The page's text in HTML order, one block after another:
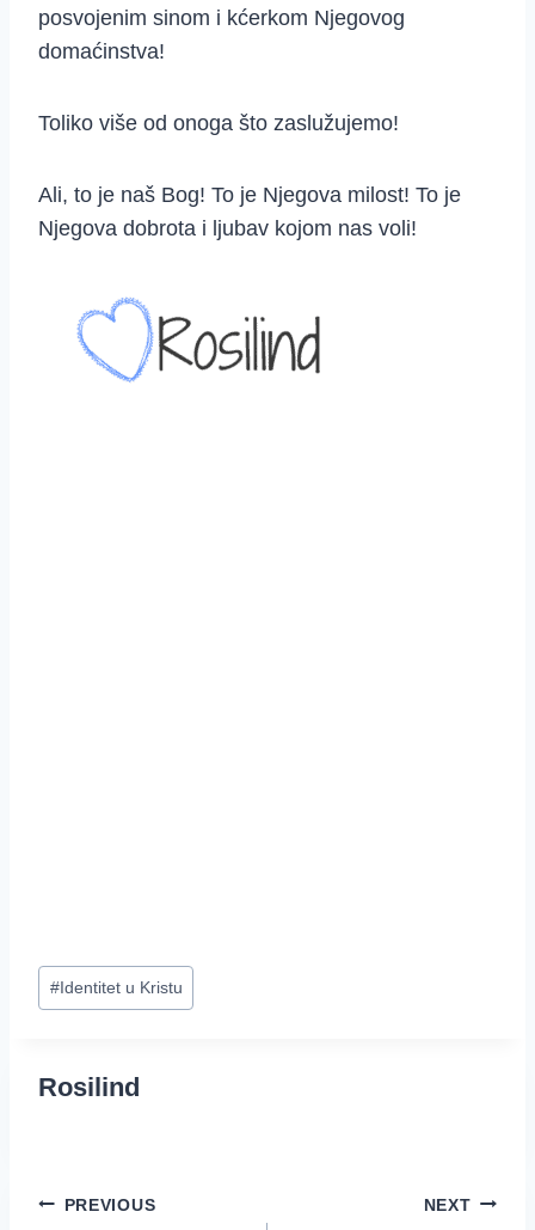
posvojenim sinom i kćerkom Njegovog
domaćinstva!
Toliko više od onoga što zaslužujemo!
Ali, to je naš Bog! To je Njegova milost! To je
Njegova dobrota i ljubav kojom nas voli!
Post
Tags:
#Identitet u Kristu
Rosilind
Post
PREVIOUS NEXT